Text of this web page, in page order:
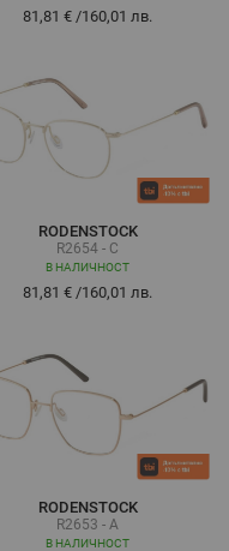
81,81 € /160,01 лв.
RODENSTOCK
R2654 - C
В НАЛИЧНОСТ
81,81 € /160,01 лв.
RODENSTOCK
R2653 - A
В НАЛИЧНОСТ